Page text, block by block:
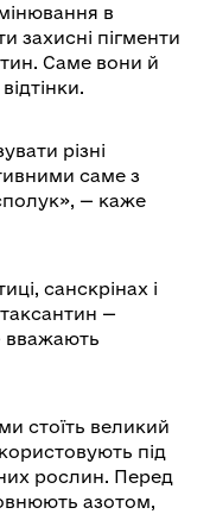
в
захисні пігменти
Саме вони й
різні
саме з
— каже
санскрінах і
—
вважають
стоїть великий
під
рослин. Перед
азотом,